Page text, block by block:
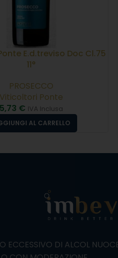
E.d.treviso Doc Cl.75
11°
PROSECCO
Viticoltori Ponte
5,73 € IVA Inclusa
AL CARRELLO
ECCESSIVO DI ALCOL